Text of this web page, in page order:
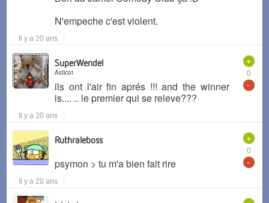
N'empeche c'est violent.
Il y a 20 ans
+
0
-
SuperWendel
Asticot
ils ont l'air fin aprés !!! and the winner
is.... .. le premier qui se releve???
Il y a 20 ans
+
0
-
Ruthraleboss
psymon > tu m'a bien fait rire
Il y a 20 ans